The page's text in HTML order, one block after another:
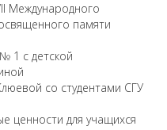
Международного
памяти
1 с детской
со студентами СГУ
ценности для учащихся